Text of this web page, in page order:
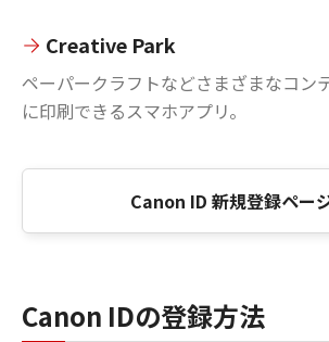
Creative Park
ペーパークラフトなどさまざまなコン
に印刷できるスマホアプリ。
Canon ID 新規登録ペー
Canon IDの登録方法